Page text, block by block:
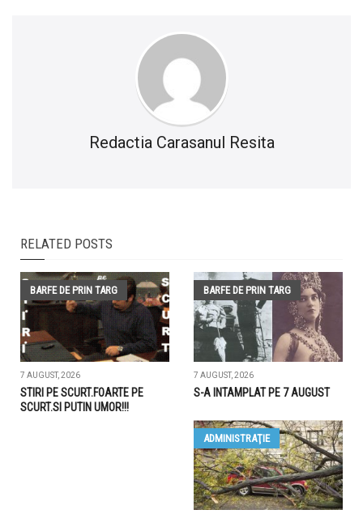
Redactia Carasanul Resita
RELATED POSTS
BARFE DE PRIN TARG
7 AUGUST, 2026
STIRI PE SCURT.FOARTE PE
SCURT.SI PUTIN UMOR!!!
BARFE DE PRIN TARG
7 AUGUST, 2026
S-A INTAMPLAT PE 7 AUGUST
ADMINISTRAŢIE